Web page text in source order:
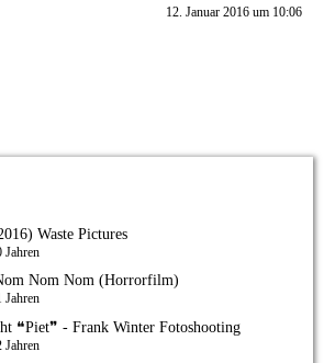
12. Januar 2016 um 10:06
Waste Pictures
Jahren
Nom Nom (Horrorfilm)
Jahren
❝Piet❞ - Frank Winter Fotoshooting
Jahren